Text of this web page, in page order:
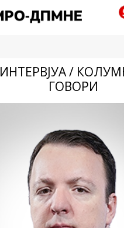
ИНТЕРВЈУА /
ГОВОРИ